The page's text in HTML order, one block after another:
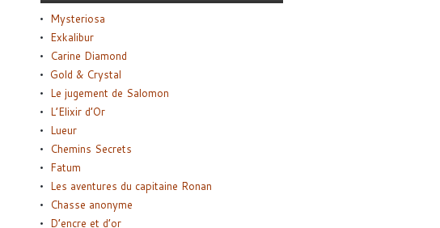
Mysteriosa
Exkalibur
Carine Diamond
Gold & Crystal
Le jugement de Salomon
L’Elixir d’Or
Lueur
Chemins Secrets
Fatum
Les aventures du capitaine Ronan
Chasse anonyme
D’encre et d’or